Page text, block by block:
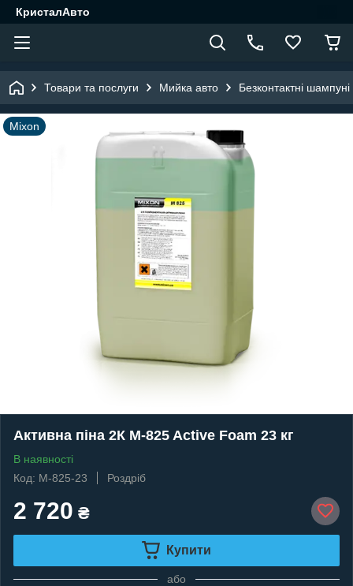
КристалАвто
Товари та послуги Мийка авто Безконтактні шампуні
Mixon
Активна піна 2К M-825 Active Foam 23 кг
В наявності
Код: M-825-23
Роздріб
2 720 ₴
Купити
або